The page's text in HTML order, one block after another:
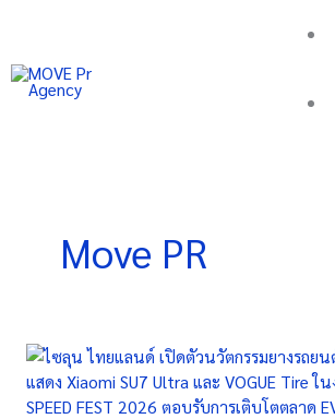
content
Move PR
ไซ
ลุน
ไทย